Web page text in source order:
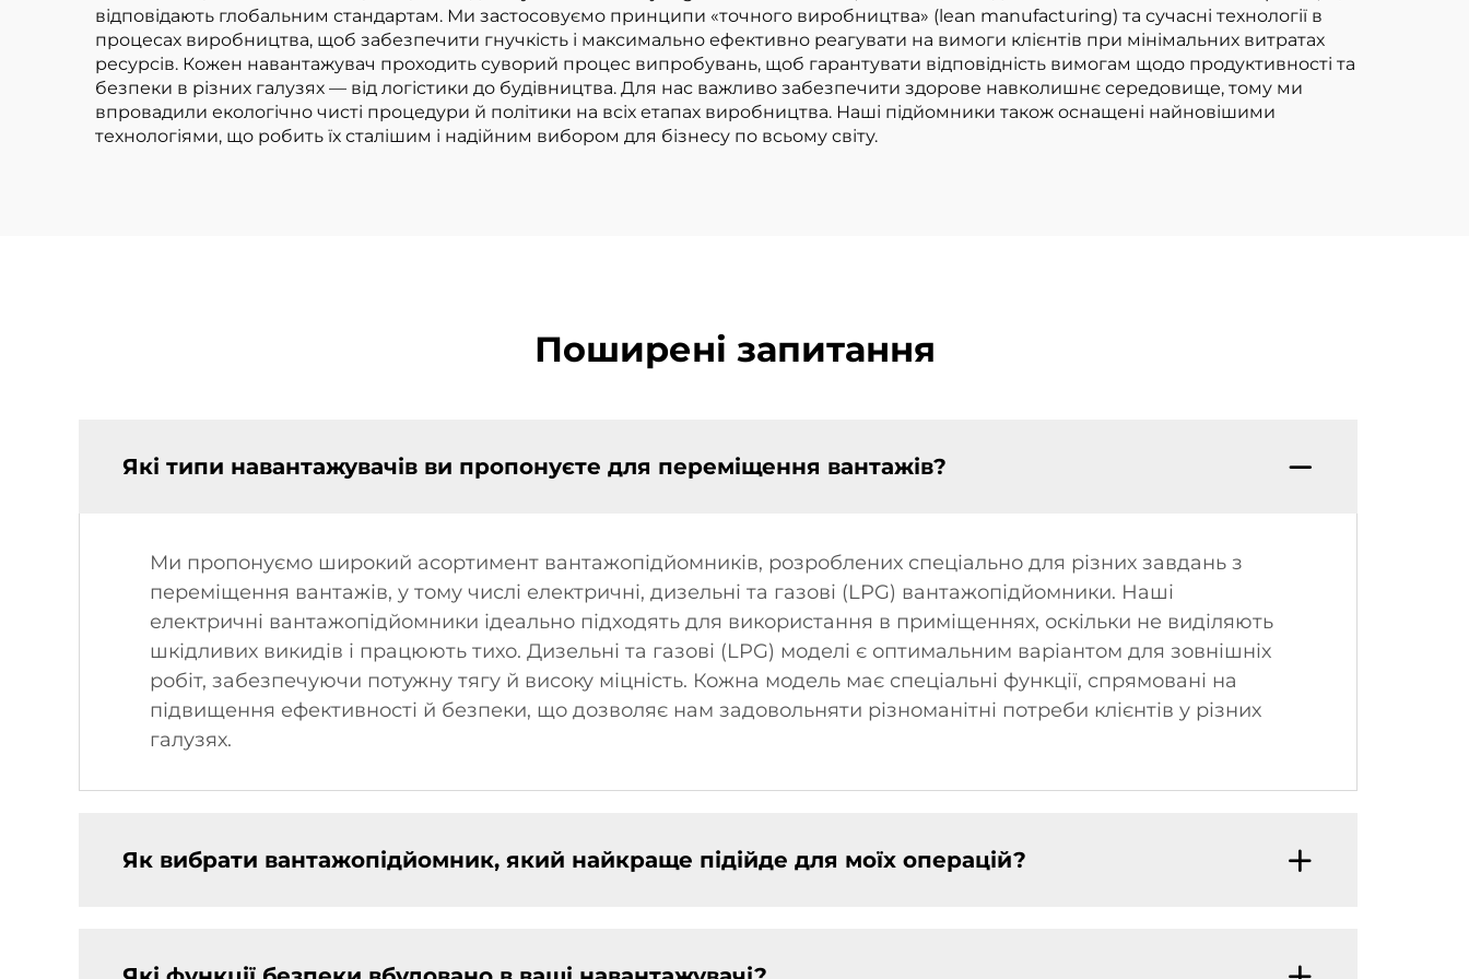
ціною
нафтовому газі
вантажопідйомністю
3,5 т
відповідають глобальним стандартам. Ми застосовуємо принципи «точного виробництва» (lean manufacturing) та сучасні технології в
процесах виробництва, щоб забезпечити гнучкість і максимально ефективно реагувати на вимоги клієнтів при мінімальних витратах
ресурсів. Кожен навантажувач проходить суворий процес випробувань, щоб гарантувати відповідність вимогам щодо продуктивності та
безпеки в різних галузях — від логістики до будівництва. Для нас важливо забезпечити здорове навколишнє середовище, тому ми
впровадили екологічно чисті процедури й політики на всіх етапах виробництва. Наші підйомники також оснащені найновішими
технологіями, що робить їх сталішим і надійним вибором для бізнесу по всьому світу.
Поширені запитання
Які типи навантажувачів ви пропонуєте для переміщення вантажів?
Ми пропонуємо широкий асортимент вантажопідйомників, розроблених спеціально для різних завдань з
переміщення вантажів, у тому числі електричні, дизельні та газові (LPG) вантажопідйомники. Наші
електричні вантажопідйомники ідеально підходять для використання в приміщеннях, оскільки не виділяють
шкідливих викидів і працюють тихо. Дизельні та газові (LPG) моделі є оптимальним варіантом для зовнішніх
робіт, забезпечуючи потужну тягу й високу міцність. Кожна модель має спеціальні функції, спрямовані на
підвищення ефективності й безпеки, що дозволяє нам задовольняти різноманітні потреби клієнтів у різних
галузях.
Як вибрати вантажопідйомник, який найкраще підійде для моїх операцій?